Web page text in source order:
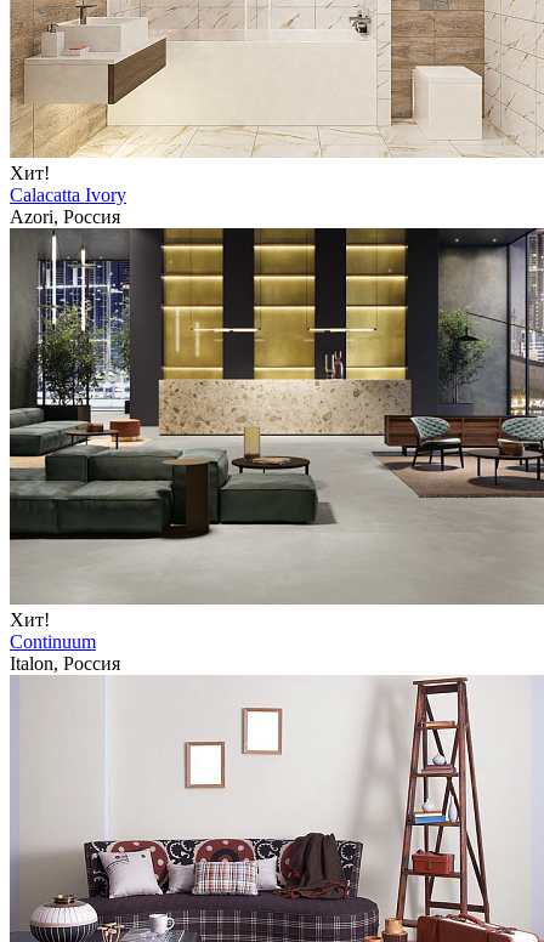
Хит!
Calacatta Ivory
Azori, Россия
Хит!
Continuum
Italon, Россия